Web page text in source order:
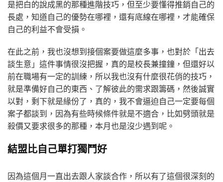
是把白的說成黑的那種進階技巧，但至少要懂得推銷自己的
長處，知道自己的優勢在哪裡，還有底線在哪裡，才能確保
自己的利益不會受損。
在此之前，我也沒想到接個案要做這麼多事，也對於「出去
談生意」這件事情很沒把握，真的是校長兼撞鐘，但還好以
前在職場有一定的訓練，所以我也沒有什麼很花俏的技巧，
就是準備好自己的東西、了解彼此的需求跟籌碼，然後誠實
以對，剩下就是緣份了，真的，我不會逼迫自己一定要每個
案子都談到，因為有些時候條件就是不適合，比如劈頭就是
殺價又要求很多的那種，本月也是沒少遇到呢。
結盟比自己單打獨鬥好
因為這個月一直出去跟人家談合作，所以有了這個很深刻的